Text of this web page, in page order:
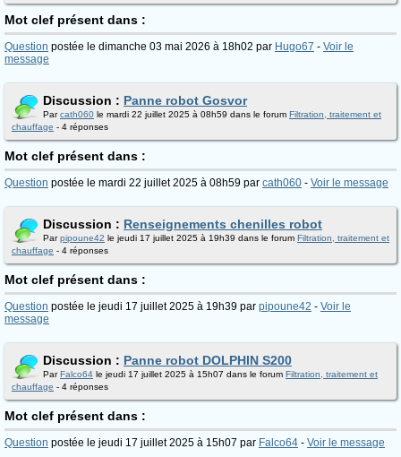
Mot clef présent dans :
Question postée le dimanche 03 mai 2026 à 18h02 par Hugo67 - Voir le
message
Discussion : Panne robot Gosvor
Parcath060 le mardi 22 juillet 2025 à 08h59 dans le forum Filtration, traitement et
chauffage - 4 réponses
Mot clef présent dans :
Question postée le mardi 22 juillet 2025 à 08h59 par cath060 - Voir le message
Discussion : Renseignements chenilles robot
Parpipoune42 le jeudi 17 juillet 2025 à 19h39 dans le forum Filtration, traitement et
chauffage - 4 réponses
Mot clef présent dans :
Question postée le jeudi 17 juillet 2025 à 19h39 par pipoune42 - Voir le
message
Discussion : Panne robot DOLPHIN S200
ParFalco64 le jeudi 17 juillet 2025 à 15h07 dans le forum Filtration, traitement et
chauffage - 4 réponses
Mot clef présent dans :
Question postée le jeudi 17 juillet 2025 à 15h07 par Falco64 - Voir le message